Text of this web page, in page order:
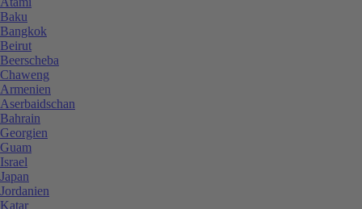
Baku
Bangkok
Beirut
Beerscheba
Chaweng
Armenien
Aserbaidschan
Bahrain
Georgien
Guam
Israel
Japan
Jordanien
Katar